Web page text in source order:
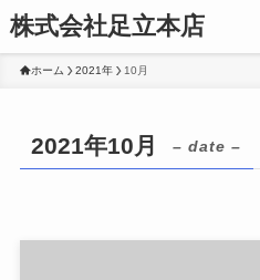
株式会社足立本店
ホーム 2021年 10月
2021年10月 – date –